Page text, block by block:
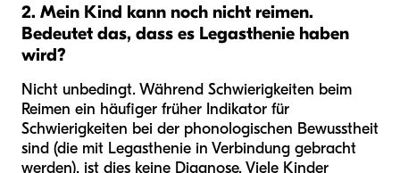
2. Mein Kind kann noch nicht reimen.
Bedeutet das, dass es Legasthenie haben
wird?
Nicht unbedingt. Während Schwierigkeiten beim
Reimen ein häufiger früher Indikator für
Schwierigkeiten bei der phonologischen Bewusstheit
sind (die mit Legasthenie in Verbindung gebracht
werden), ist dies keine Diagnose. Viele Kinder